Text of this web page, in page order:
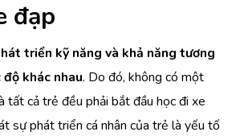
đạp
triển kỹ năng và khả năng tương
khác nhau. Do đó, không có một
tất cả trẻ đều phải bắt đầu học đi xe
sự phát triển cá nhân của trẻ là yếu tố